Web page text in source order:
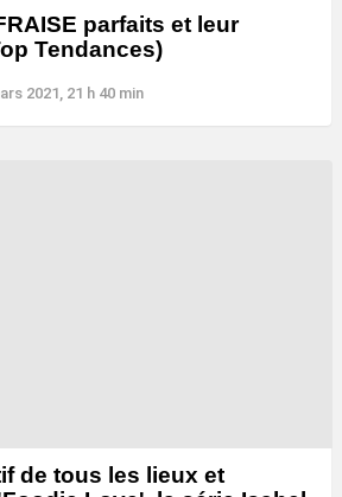
parfaits et leur
Tendances)
2021, 21 h 40 min
de tous les lieux et